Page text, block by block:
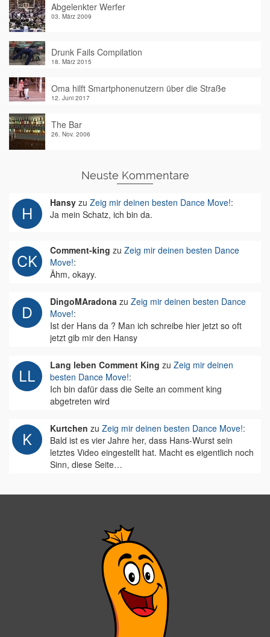
Abgelenkter Werfer
03. März 2009
Drunk Fails Compilation
18. März 2015
Oma hilft Smartphonenutzern über die Straße
12. Juni 2017
The Bar
26. Nov. 2006
Neuste Kommentare
Hansy zu Zeig mir deinen besten Dance Move!:
Ja mein Schatz, ich bin da.
Comment-king zu Zeig mir deinen besten Dance
Move!:
Ähm, okayy.
DingoMAradona zu Zeig mir deinen besten Dance
Move!:
Ist der Hans da ? Man ich schreibe hier jetzt so oft
jetzt gib mir den Hansy
Lang leben Comment King zu Zeig mir deinen
besten Dance Move!:
Ich bin dafür dass die Seite an comment king
abgetreten wird
Kurtchen zu Zeig mir deinen besten Dance Move!:
Bald ist es vier Jahre her, dass Hans-Wurst sein
letztes Video eingestellt hat. Macht es eigentlich noch
Sinn, diese Seite…